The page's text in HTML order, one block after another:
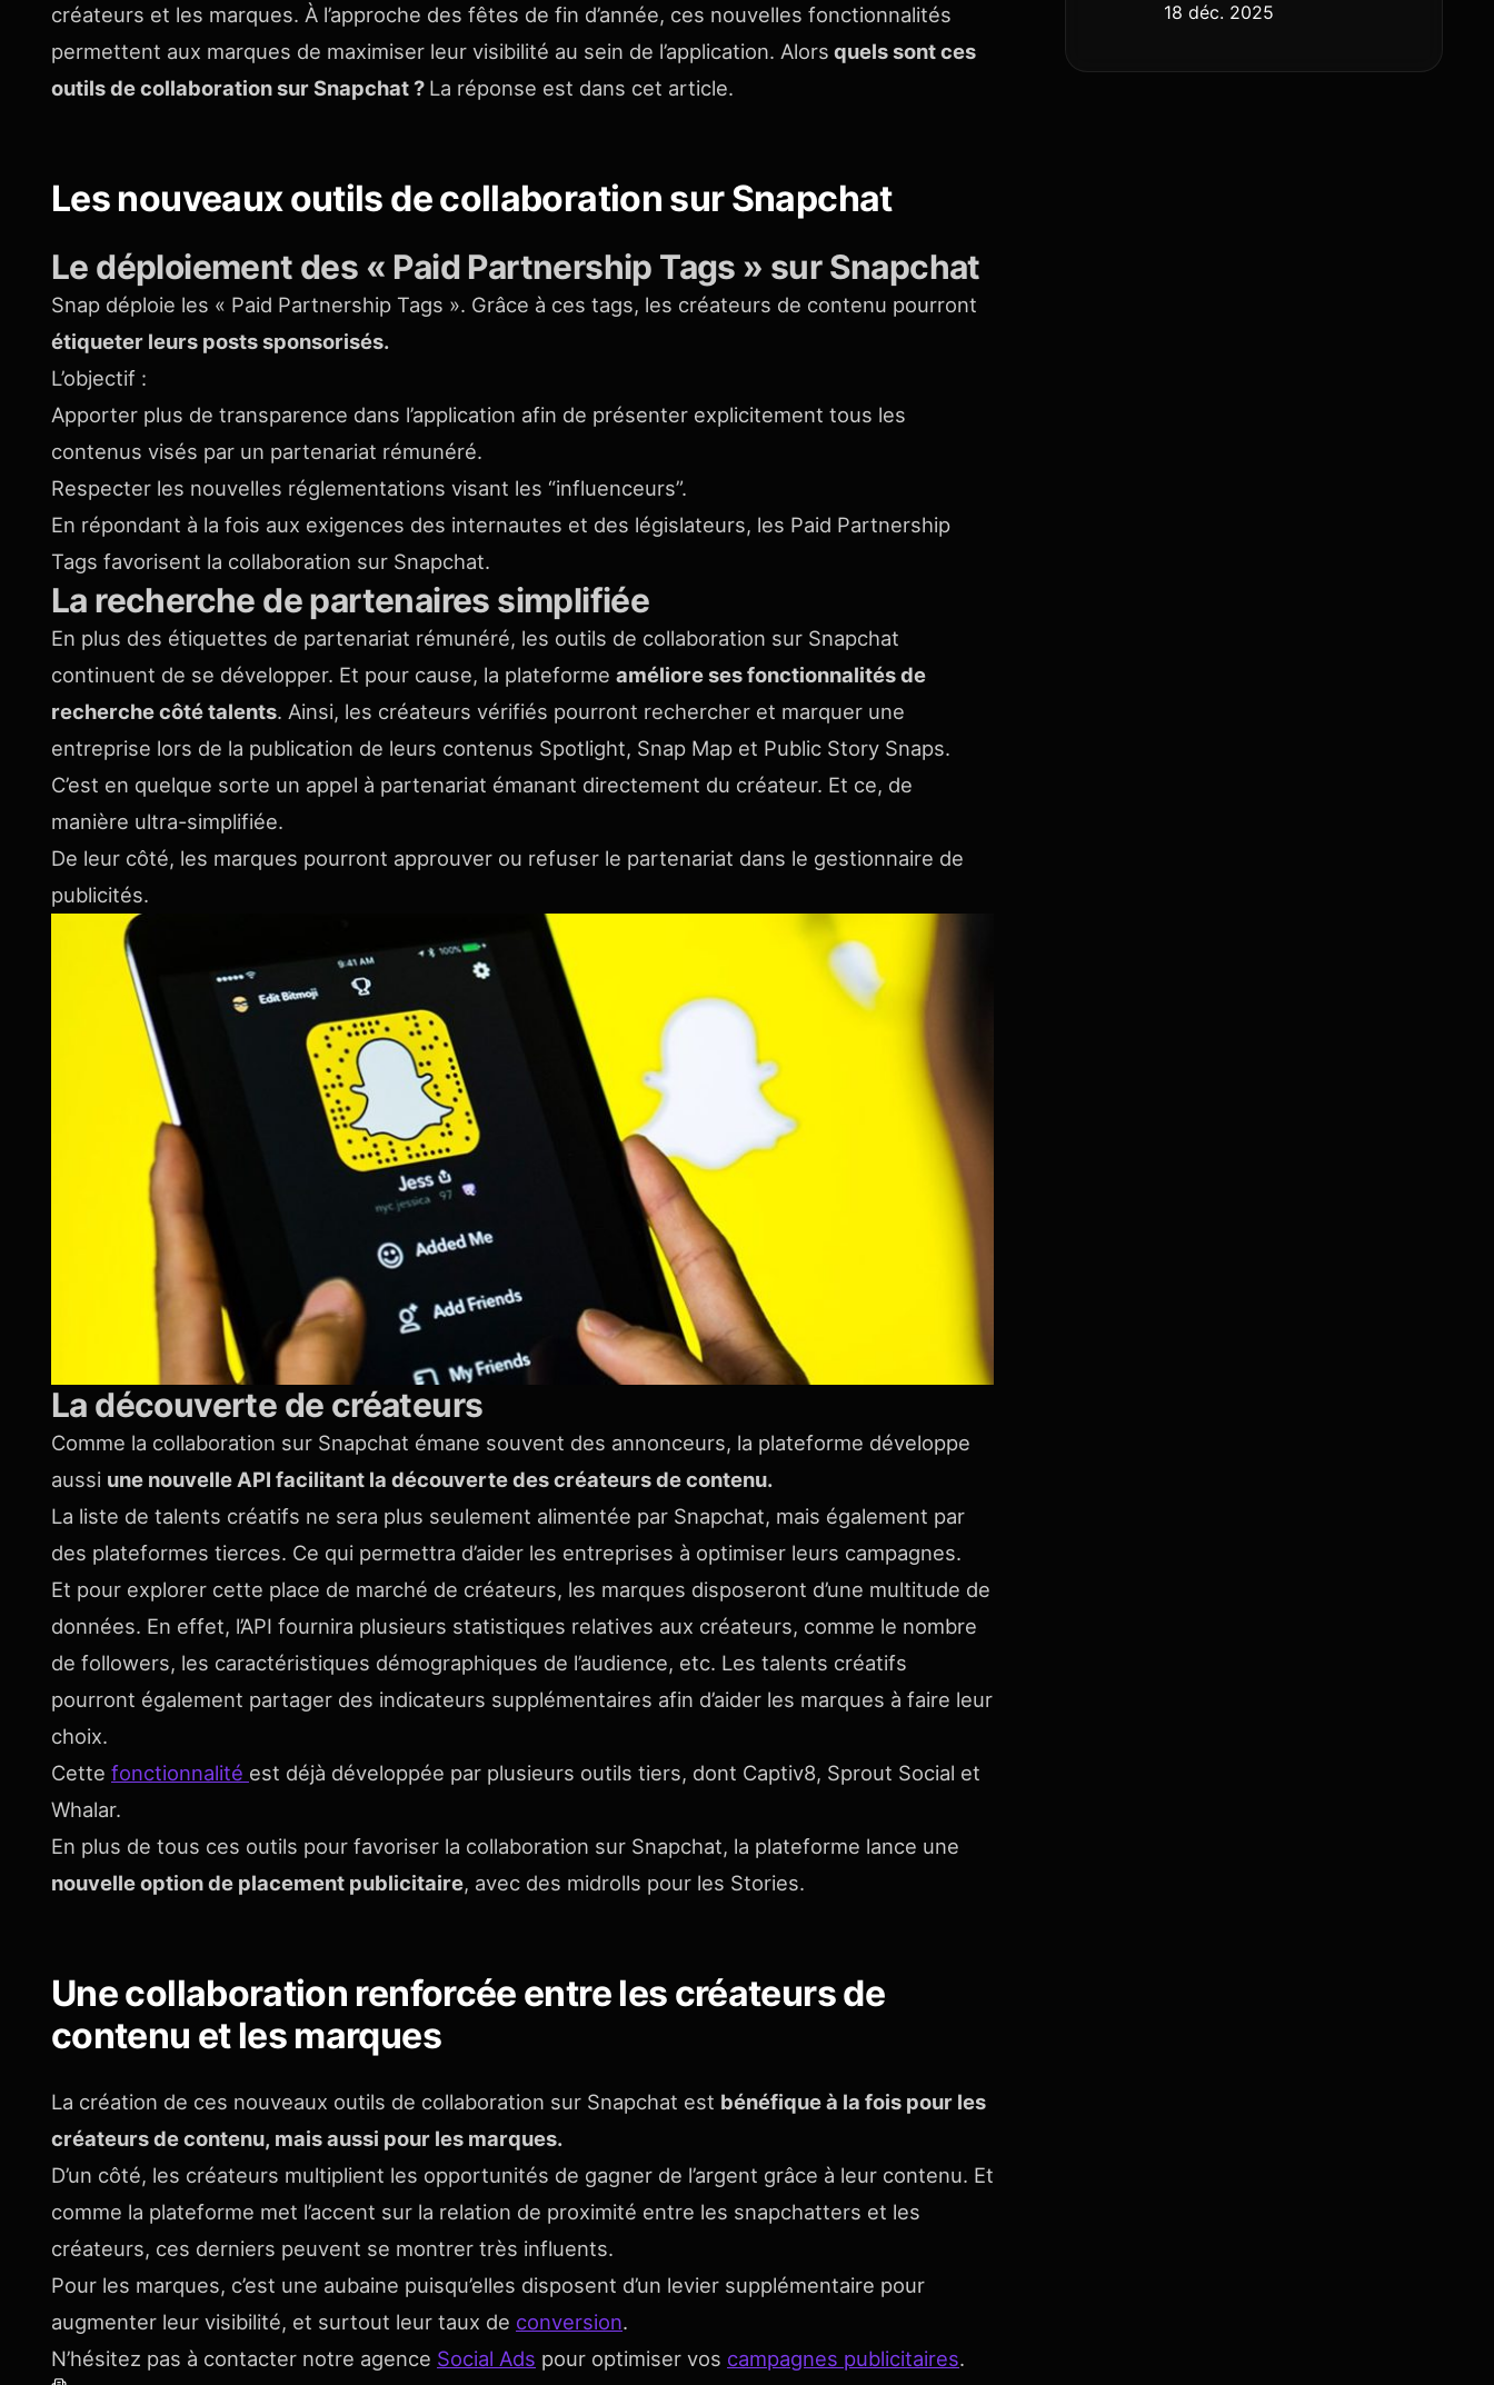
créateurs et les marques. À l’approche des fêtes de fin d’année, ces nouvelles fonctionnalités
permettent aux marques de maximiser leur visibilité au sein de l’application. Alors quels sont ces
outils de collaboration sur Snapchat ? La réponse est dans cet article.
Les nouveaux outils de collaboration sur Snapchat
Le déploiement des « Paid Partnership Tags » sur Snapchat
Snap déploie les « Paid Partnership Tags ». Grâce à ces tags, les créateurs de contenu pourront
étiqueter leurs posts sponsorisés.
L’objectif :
Apporter plus de transparence dans l’application afin de présenter explicitement tous les
contenus visés par un partenariat rémunéré.
Respecter les nouvelles réglementations visant les “influenceurs”.
En répondant à la fois aux exigences des internautes et des législateurs, les Paid Partnership
Tags favorisent la collaboration sur Snapchat.
La recherche de partenaires simplifiée
En plus des étiquettes de partenariat rémunéré, les outils de collaboration sur Snapchat
continuent de se développer. Et pour cause, la plateforme améliore ses fonctionnalités de
recherche côté talents. Ainsi, les créateurs vérifiés pourront rechercher et marquer une
entreprise lors de la publication de leurs contenus Spotlight, Snap Map et Public Story Snaps.
C’est en quelque sorte un appel à partenariat émanant directement du créateur. Et ce, de
manière ultra-simplifiée.
De leur côté, les marques pourront approuver ou refuser le partenariat dans le gestionnaire de
publicités.
La découverte de créateurs
Comme la collaboration sur Snapchat émane souvent des annonceurs, la plateforme développe
aussi une nouvelle API facilitant la découverte des créateurs de contenu.
La liste de talents créatifs ne sera plus seulement alimentée par Snapchat, mais également par
des plateformes tierces. Ce qui permettra d’aider les entreprises à optimiser leurs campagnes.
Et pour explorer cette place de marché de créateurs, les marques disposeront d’une multitude de
données. En effet, l’API fournira plusieurs statistiques relatives aux créateurs, comme le nombre
de followers, les caractéristiques démographiques de l’audience, etc. Les talents créatifs
pourront également partager des indicateurs supplémentaires afin d’aider les marques à faire leur
choix.
Cette fonctionnalité est déjà développée par plusieurs outils tiers, dont Captiv8, Sprout Social et
Whalar.
En plus de tous ces outils pour favoriser la collaboration sur Snapchat, la plateforme lance une
nouvelle option de placement publicitaire, avec des midrolls pour les Stories.
Une collaboration renforcée entre les créateurs de
contenu et les marques
La création de ces nouveaux outils de collaboration sur Snapchat est bénéfique à la fois pour les
créateurs de contenu, mais aussi pour les marques.
D’un côté, les créateurs multiplient les opportunités de gagner de l’argent grâce à leur contenu. Et
comme la plateforme met l’accent sur la relation de proximité entre les snapchatters et les
créateurs, ces derniers peuvent se montrer très influents.
Pour les marques, c’est une aubaine puisqu’elles disposent d’un levier supplémentaire pour
augmenter leur visibilité, et surtout leur taux de conversion.
N’hésitez pas à contacter notre agence Social Ads pour optimiser vos campagnes publicitaires.
18 déc. 2025